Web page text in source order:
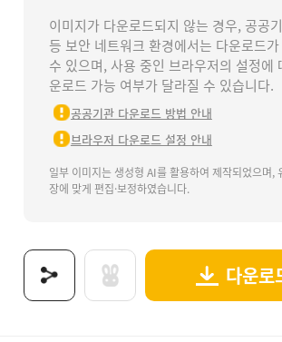
이미지가 다운로드되지 않는 경우, 공공
등 보안 네트워크 환경에서는 다운로드가
수 있으며, 사용 중인 브라우저의 설정에
운로드 가능 여부가 달라질 수 있습니다.
공공기관 다운로드 방법 안내
브라우저 다운로드 설정 안내
일부 이미지는 생성형 AI를 활용하여 제작되었으며,
장에 맞게 편집·보정하였습니다.
다운로